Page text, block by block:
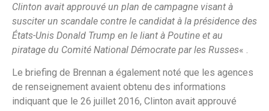
Clinton avait approuvé un plan de campagne visant à
susciter un scandale contre le candidat à la présidence des
États-Unis Donald Trump en le liant à Poutine et au
piratage du Comité National Démocrate par les Russes« .
Le briefing de Brennan a également noté que les agences
de renseignement avaient obtenu des informations
indiquant que le 26 juillet 2016, Clinton avait approuvé